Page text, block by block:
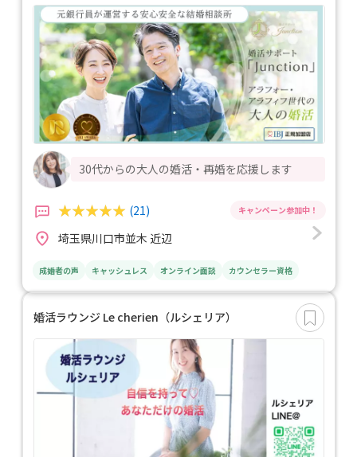
30代からの大人の婚活・再婚を応援します
(21)
埼玉県川口市並木 近辺
成婚者の声 キャッシュレス オンライン面談 カウンセラー資格
婚活ラウンジ Le cherien（ルシェリア）